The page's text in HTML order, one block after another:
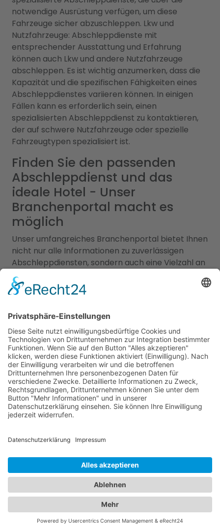
notwendige Ausrüstung verfügen, um diese
Fahrzeuge sicher abzuschleppen. Lkw und
Nutzfahrzeuge: Abschleppdienste mit
entsprechender Ausstattung und Erfahrung
können auch Lkw und andere Nutzfahrzeuge
abschleppen. Es ist wichtig anzumerken, dass die
Kapazität und die spezifischen Fähigkeiten eines
Abschleppdienstes variieren können. In einigen
Fällen kann es erforderlich sein, einen
spezialisierten Abschleppdienst zu kontaktieren,
der auf schwere Nutzfahrzeuge oder spezielle
Fahrzeugtypen spezialisiert ist.
Finden Sie den passenden
Abschleppdienst und das
ideale Hotel - Unser
Branchenportal macht es
möglich
Unser umfangreiches Branchenportal bietet Ihnen
nicht nur alle Informationen zu zuverlässigen
Abschleppdiensten, sondern auch eine Vielzahl an
Optionen für Ihren nächsten Hotelaufenthalt in
einemHotel Gemünden (Felda)
dass sowohl die Sicherheit Ihres Fahrzeugs als
Bedeutung sind. Entdecken Sie eine breite Auswahl
an Hotels in verschiedenen Preiskategorien und für
unterschiedliche Bedürfnisse. Von luxuriösen 5-
Sterne-Hotels bis hin zu gemütlichen Bed &
Breakfasts - in unserem Branchenportal finden Sie
detaillierte Informationen zu Ausstattung, Lage,
Preisen und Verfügbarkeiten, um Ihre ideale
Unterkunft auszuwählen. Gleichzeitig bieten wir
Ihnen umfassende Informationen über
Egal, ob Sie eine Panne haben, Ihr Fahrzeug
benötigen - unsere Datenbank enthält
Kontaktdaten und Bewertungen von
vertrauenswürdigen Abschleppdiensten, um Ihnen
im Notfall schnell und effizient zu helfen. Unser
Branchenportal vereint alle Informationen, die Sie
für Ihren nächsten Hotelaufenthalt und für den Fall